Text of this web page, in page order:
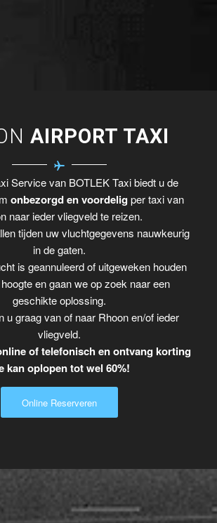
AIRPORT TAXI
Service van BOTLEK Taxi biedt u de
onbezorgd en voordelig per taxi van
naar ieder vliegveld te reizen.
tijden uw vluchtgegevens nauwkeurig
in de gaten.
is geannuleerd of uitgeweken houden
en gaan we op zoek naar een
geschikte oplossing.
u graag van of naar Rhoon en/of ieder
vliegveld.
of telefonisch en ontvang korting
kan oplopen tot wel 60%!
Online Reserveren